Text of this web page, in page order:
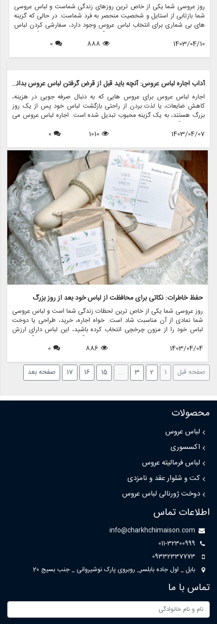
روز عروسی شما یکی از خاص ترین روزهای زندگی شماست و لباس عروسی
شما بازتابی از استایل و شخصیت منحصر به فرد شماست. در حالی که گزینه
های بی شماری برای انتخاب لباس عروس وجود دارد، سفارشی کردن لباس
عروسی با لباس های شخصی می تواند آن را خاص تر و خاطره انگیزتر کند.
فرقی نمی کند درخشش اضافه کنید، جزئیات معنادار را در آن بگنجانید یا
1403/04/10
888
0
آداب اجاره لباس عروس: آنچه باید قبل از قرض گرفتن لباس عروس بدانید
اجاره لباس عروس برای عروس هایی که به دنبال صرفه جویی در هزینه،
کاهش ضایعات، یا لذت بردن از راحتی بازگشت لباس خود پس از یک روز
بزرگ هستند، به یک گزینه محبوب تبدیل شده است. اجاره لباس عروس می
تواند جایگزینی مقرون به صرفه برای خرید یک لباس مجلسی باشد و به
عروس ها اجازه می دهد تا لباس های طراحی شده را بدون قیمت گزاف
برای روز خاص خود، ضروری است که آداب و دستورالعمل های مربوط به
اجاره لباس عروس را درک کنید. در این راهنمای جامع، همه چیزهایی را که
باید در مورد آداب کرایه لباس عروس بدانید و نحوه انجام این فرآیند با ظرافت
و اطمینان، بررسی خواهیم کرد.
1403/04/07
1010
0
حفظ خاطرات: نکاتی برای محافظت از لباس خود بعد از روز بزرگ
روز عروسی شما یکی از خاص ترین لحظات زندگی شما است و لباس عروسی
شما نمادی از آن مناسبت شاد است. خواه اجاره، خرید، طراحی یا دوخت
لباس خود را از مزون چرخچی انتخاب کرده باشید، این لباس دارای ارزش
احساسی و خاطراتی است که برای سال های آینده دوست دارید آن ها را
گرامی بدارید. برای اطمینان از اینکه لباس شما در شرایط بکر باقی می ماند و
پایان جشن ها از آن مراقبت کنید. در این مقاله، چند نکته تخصصی برای
محافظت از لباس خود بعد از روز بزرگ را بررسی خواهیم کرد.
1403/04/04
886
0
صفحه قبل 1
2
3
...
15
16
17 صفحه بعد
محصولات
لباس عروس
اکسسوری
لباس فرمالیته عروس
کت و شلوار عقد و نامزدی
دوخت ژورنالی لباس عروس
اطلاعات تماس
info@charkhchimaison.com
011-32300999
09332337773
بابل _ اول جاده بابلسر_ روبروی پارک نوشیروانی _ جنب بسیج 20
تماس با ما